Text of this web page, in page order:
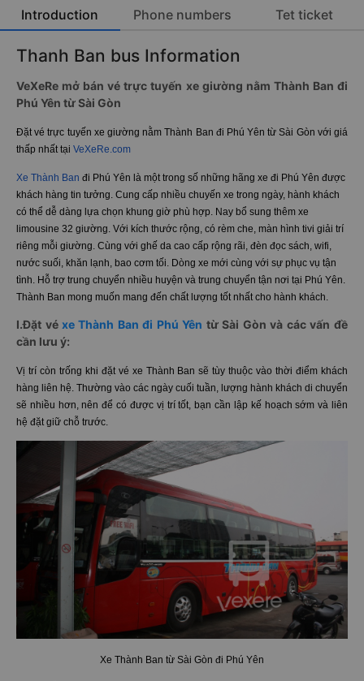
Introduction Phone numbers Tet ticket
Thanh Ban bus Information
VeXeRe mở bán vé trực tuyến xe giường nằm Thành Ban đi
Phú Yên từ Sài Gòn
Đặt vé trực tuyến xe giường nằm Thành Ban đi Phú Yên từ Sài Gòn với giá
thấp nhất tại VeXeRe.com
Xe Thành Ban đi Phú Yên là một trong số những hãng xe đi Phú Yên được
khách hàng tin tưởng. Cung cấp nhiều chuyến xe trong ngày, hành khách
có thể dễ dàng lựa chọn khung giờ phù hợp. Nay bổ sung thêm xe
limousine 32 giường. Với kích thước rộng, có rèm che, màn hình tivi giải trí
riêng mỗi giường. Cùng với ghế da cao cấp rộng rãi, đèn đọc sách, wifi,
nước suối, khăn lạnh, bao cơm tối. Dòng xe mới cùng với sự phục vụ tận
tình. Hỗ trợ trung chuyển nhiều huyện và trung chuyển tận nơi tại Phú Yên.
Thành Ban mong muốn mang đến chất lượng tốt nhất cho hành khách.
I.Đặt vé xe Thành Ban đi Phú Yên từ Sài Gòn và các vấn đề
cần lưu ý:
Vị trí còn trống khi đặt vé xe Thành Ban sẽ tùy thuộc vào thời điểm khách
hàng liên hệ. Thường vào các ngày cuối tuần, lượng hành khách di chuyển
sẽ nhiều hơn, nên để có được vị trí tốt, bạn cần lập kế hoạch sớm và liên
hệ đặt giữ chỗ trước.
Xe Thành Ban từ Sài Gòn đi Phú Yên